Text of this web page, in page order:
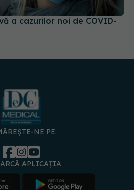
a cazurilor noi de COVID-
NE PE:
APLICAȚIA